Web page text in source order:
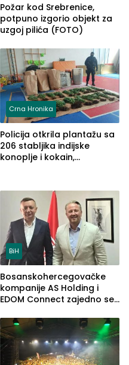
Požar kod Srebrenice,
potpuno izgorio objekt za
uzgoj pilića (FOTO)
Crna Hronika
Policija otkrila plantažu sa
206 stabljika indijske
konoplje i kokain,
BiH
Bosanskohercegovačke
kompanije AS Holding i
EDOM Connect zajedno se